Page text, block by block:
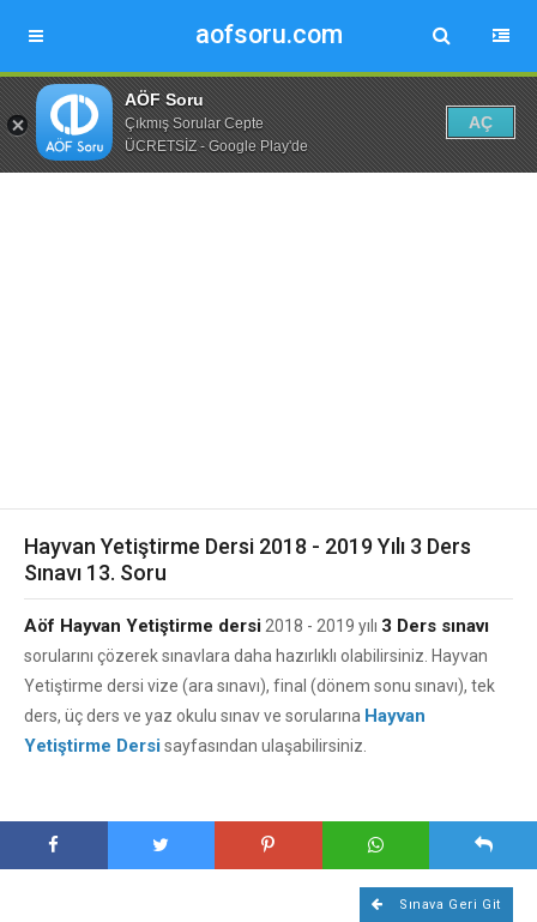
aofsoru.com
AÖF Soru
Çıkmış Sorular Cepte
ÜCRETSİZ - Google Play'de
AÇ
Hayvan Yetiştirme Dersi 2018 - 2019 Yılı 3 Ders
Sınavı 13. Soru
Aöf Hayvan Yetiştirme dersi 2018 - 2019 yılı 3 Ders sınavı
sorularını çözerek sınavlara daha hazırlıklı olabilirsiniz. Hayvan
Yetiştirme dersi vize (ara sınavı), final (dönem sonu sınavı), tek
ders, üç ders ve yaz okulu sınav ve sorularına Hayvan
Yetiştirme Dersisayfasından ulaşabilirsiniz.
Sınava Geri Git